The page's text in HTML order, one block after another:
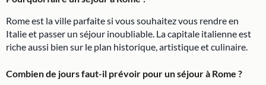
Rome est la ville parfaite si vous souhaitez vous rendre en
Italie et passer un séjour inoubliable. La capitale italienne est
riche aussi bien sur le plan historique, artistique et culinaire.
Combien de jours faut-il prévoir pour un séjour à Rome ?